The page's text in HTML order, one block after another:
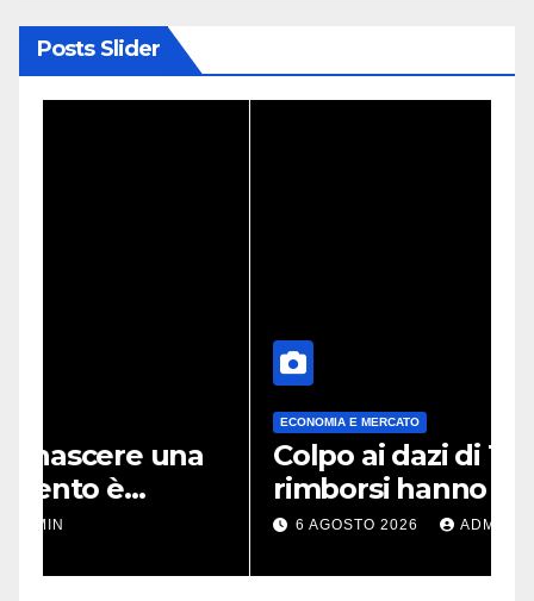
Posts Slider
Colpo ai dazi di Trump: i
rimborsi hanno già superato
i 100 miliardi di dollari
ADMIN